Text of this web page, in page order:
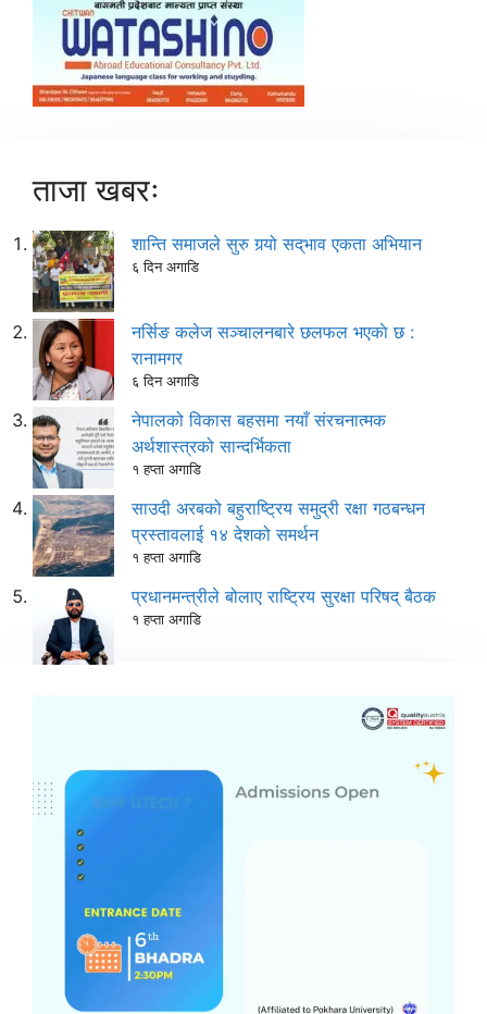
ताजा खबरः
शान्ति समाजले सुरु गर्‍यो सद्‌भाव एकता अभियान
६ दिन अगाडि
नर्सिङ कलेज सञ्चालनबारे छलफल भएकाे छ :
रानामगर
६ दिन अगाडि
नेपालको विकास बहसमा नयाँ संरचनात्मक
अर्थशास्त्रको सान्दर्भिकता
१ हप्ता अगाडि
साउदी अरबको बहुराष्ट्रिय समुद्री रक्षा गठबन्धन
प्रस्तावलाई १४ देशको समर्थन
१ हप्ता अगाडि
प्रधानमन्त्रीले बोलाए राष्ट्रिय सुरक्षा परिषद् बैठक
१ हप्ता अगाडि